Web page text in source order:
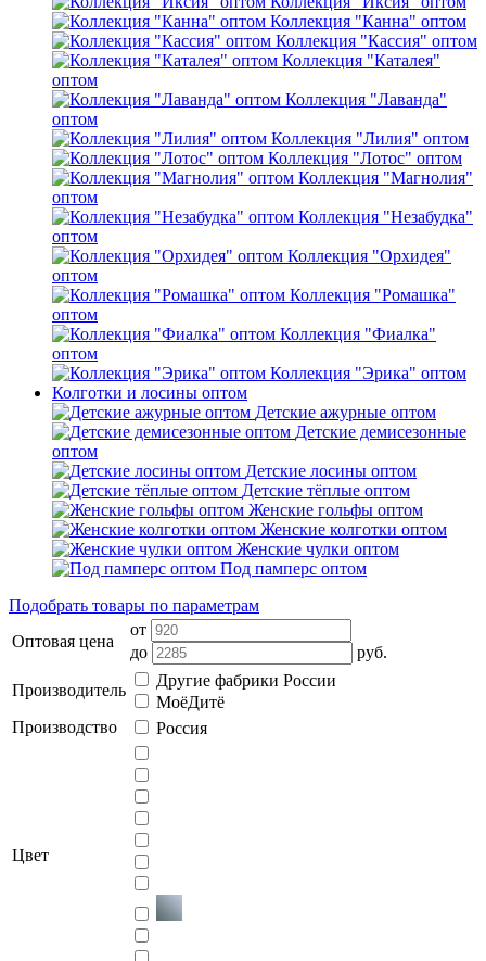
Коллекция "Канна" оптом
Коллекция "Кассия" оптом
Коллекция "Каталея"
оптом
Коллекция "Лаванда"
оптом
Коллекция "Лилия" оптом
Коллекция "Лотос" оптом
Коллекция "Магнолия"
оптом
Коллекция "Незабудка"
оптом
Коллекция "Орхидея"
оптом
Коллекция "Ромашка"
оптом
Коллекция "Фиалка"
оптом
Коллекция "Эрика" оптом
Колготки и лосины оптом
Детские ажурные оптом
Детские демисезонные
оптом
Детские лосины оптом
Детские тёплые оптом
Женские гольфы оптом
Женские колготки оптом
Женские чулки оптом
Под памперс оптом
Подобрать товары по параметрам
Оптовая цена
от
до
руб.
Производитель
Другие фабрики России
МоёДитё
Производство
Россия
Цвет